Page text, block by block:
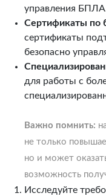
управления
Сертификаты по
сертификаты
безопасно
для работы с
Важно помнить:
не только
но и может
возможность
Исследуйте